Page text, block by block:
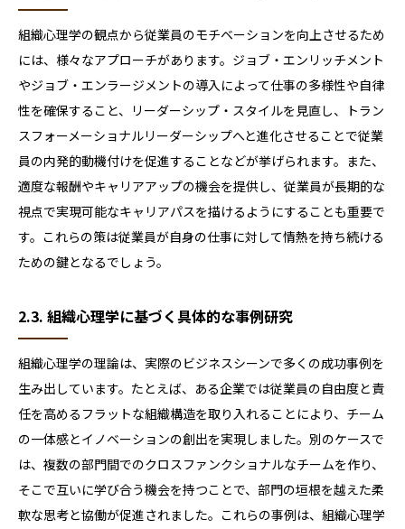
組織心理学の観点から従業員のモチベーションを向上させるため
には、様々なアプローチがあります。ジョブ・エンリッチメント
やジョブ・エンラージメントの導入によって仕事の多様性や自律
性を確保すること、リーダーシップ・スタイルを見直し、トラン
スフォーメーショナルリーダーシップへと進化させることで従業
員の内発的動機付けを促進することなどが挙げられます。また、
適度な報酬やキャリアアップの機会を提供し、従業員が長期的な
視点で実現可能なキャリアパスを描けるようにすることも重要で
す。これらの策は従業員が自身の仕事に対して情熱を持ち続ける
ための鍵となるでしょう。
2.3. 組織心理学に基づく具体的な事例研究
組織心理学の理論は、実際のビジネスシーンで多くの成功事例を
生み出しています。たとえば、ある企業では従業員の自由度と責
任を高めるフラットな組織構造を取り入れることにより、チーム
の一体感とイノベーションの創出を実現しました。別のケースで
は、複数の部門間でのクロスファンクショナルなチームを作り、
そこで互いに学び合う機会を持つことで、部門の垣根を越えた柔
軟な思考と協働が促進されました。これらの事例は、組織心理学